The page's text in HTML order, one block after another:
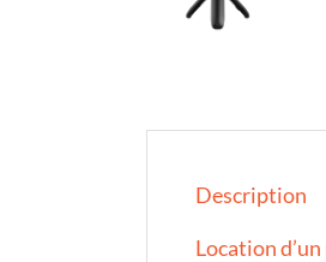
Description
Location